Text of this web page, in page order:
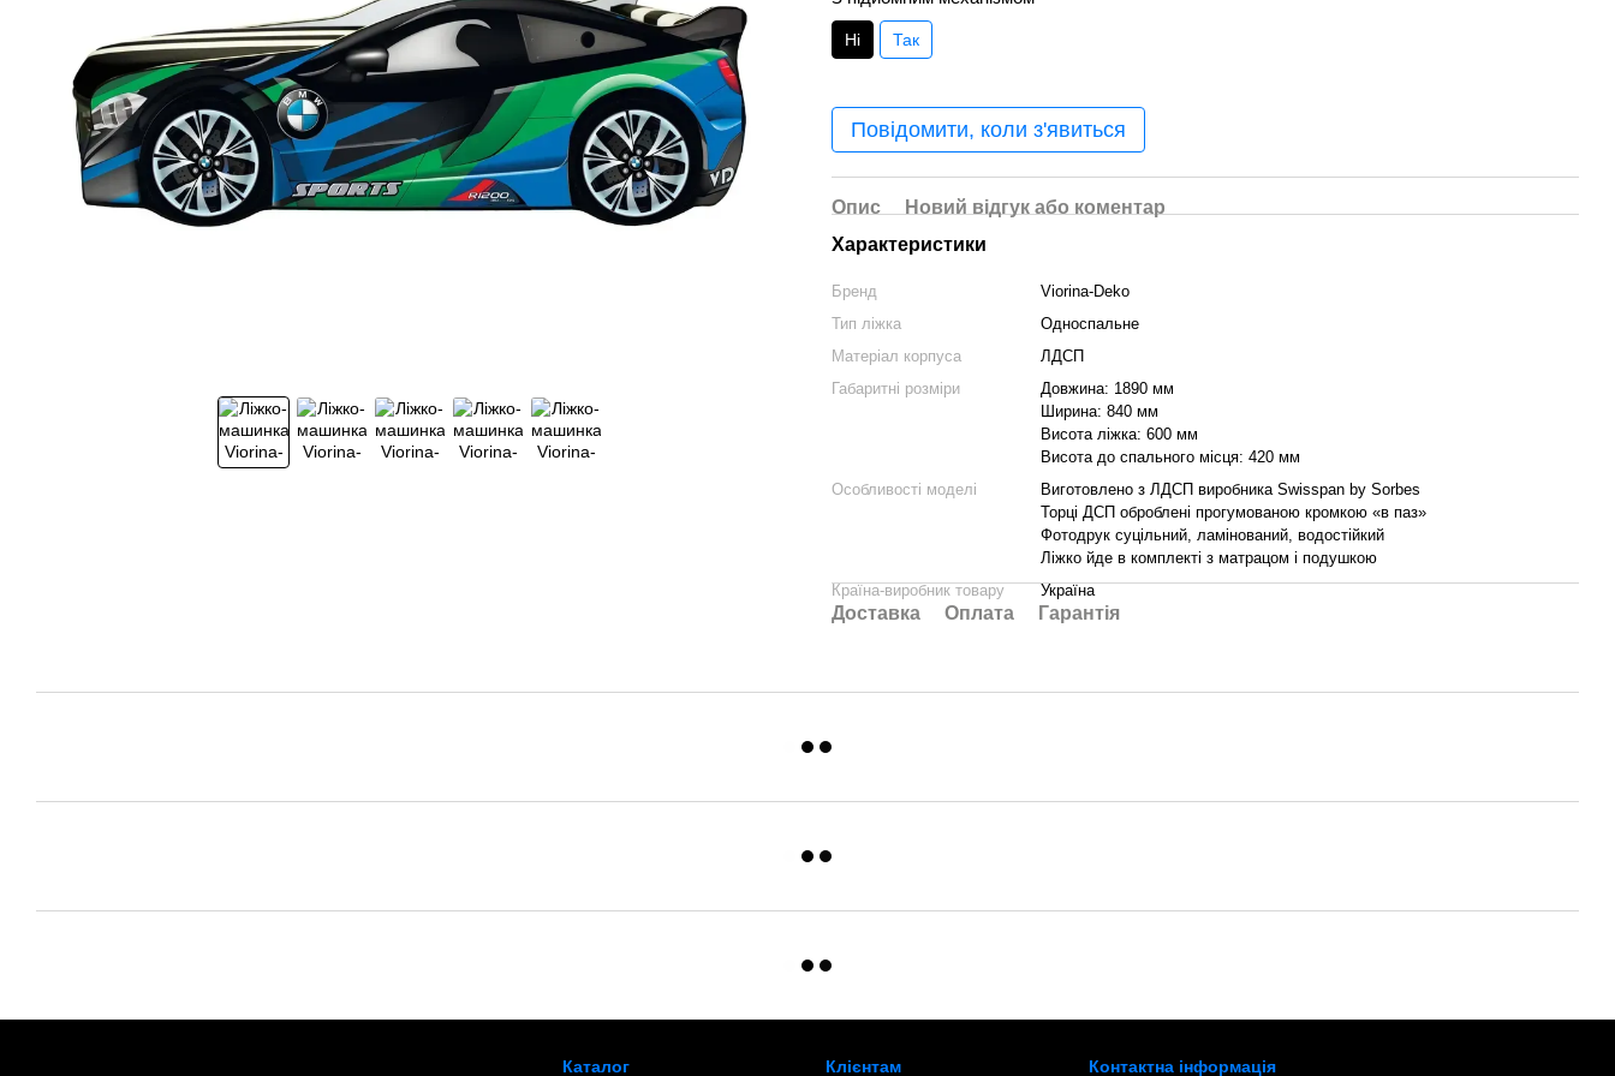
Ні Так
Повідомити, коли з'явиться
Опис
Новий відгук або коментар
Характеристики
Бренд
Viorina-Deko
Тип ліжка
Односпальне
Матеріал корпуса
ЛДСП
Габаритні розміри
Довжина: 1890 мм
Ширина: 840 мм
Висота ліжка: 600 мм
Висота до спального місця: 420 мм
Особливості моделі
Виготовлено з ЛДСП виробника Swisspan by Sorbes
Торці ДСП оброблені прогумованою кромкою «в паз»
Фотодрук суцільний, ламінований, водостійкий
Ліжко йде в комплекті з матрацом і подушкою
Країна-виробник товару
Україна
Доставка Оплата Гарантія
Каталог Клієнтам Контактна інформація